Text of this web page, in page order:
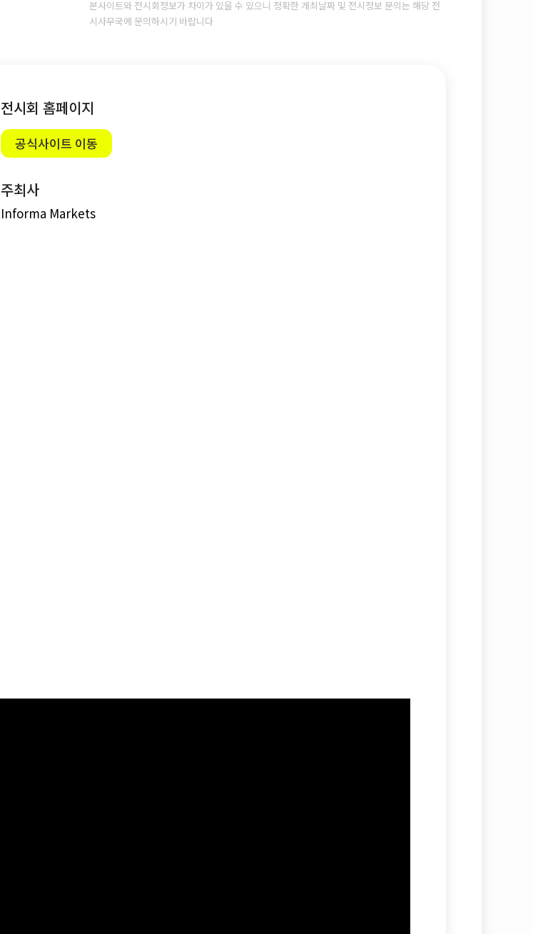
본사이트와 전시회정보가 차이가 있을 수 있으니 정확한 개최날짜 및 전시정보 문의는 해당 전
시사무국에 문의하시기 바랍니다
전시회 홈페이지
공식사이트 이동
주최사
Informa Markets